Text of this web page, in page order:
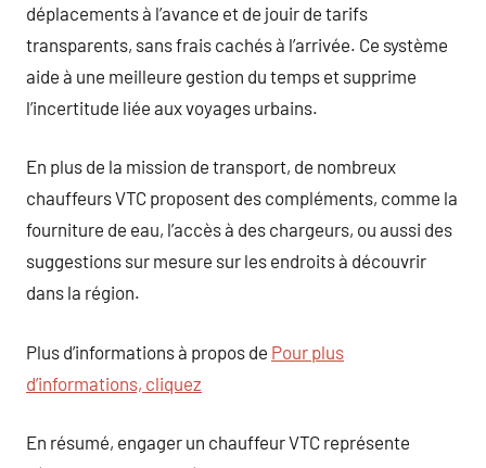
déplacements à l’avance et de jouir de tarifs
transparents, sans frais cachés à l’arrivée. Ce système
aide à une meilleure gestion du temps et supprime
l’incertitude liée aux voyages urbains.
En plus de la mission de transport, de nombreux
chauffeurs VTC proposent des compléments, comme la
fourniture de eau, l’accès à des chargeurs, ou aussi des
suggestions sur mesure sur les endroits à découvrir
dans la région.
Plus d’informations à propos de Pour plus
d’informations, cliquez
En résumé, engager un chauffeur VTC représente